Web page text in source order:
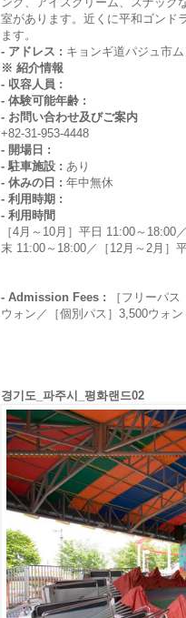
室があります。近くに平和ゴンド
ます。
- アドレス : キョンギ道パジュ市
※ 紹介情報
- 収容人員 :
- 体験可能年齢 :
- お問い合わせ及びご案内
+82-31-953-4448
- 開場日 :
- 駐車施設 : あり
- 休みの日 : 年中無休
- 利用時期 :
- 利用時間
［4月～10月］平日 11:00～
末 11:00～18:00／［12月～2月］
- Admission Fees :
［フリーパ
ウォン／［個別パス］3,500ウォ
경기도_파주시_평화랜드02